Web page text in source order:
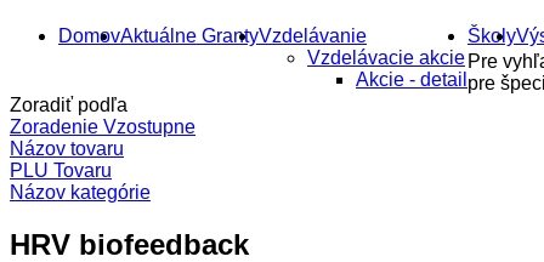
DomovAktuálne GrantyVzdelávanie
Vzdelávacie akcie
Akcie - detail
Školy
Pre
pre
Zoradiť podľa
Zoradenie Vzostupne
Názov tovaru
PLU Tovaru
Názov kategórie
HRV biofeedback